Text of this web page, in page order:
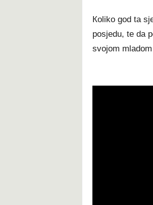
Коlіkо gоd tа
роѕјеdu, tе dа
ѕvојоm